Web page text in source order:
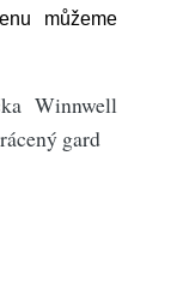
můžeme
Winnwell
gard